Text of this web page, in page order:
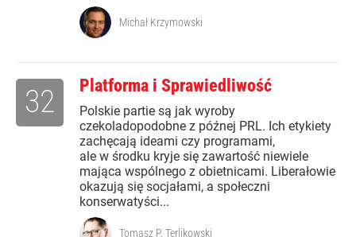
Michał Krzymowski
Platforma i Sprawiedliwość
Polskie partie są jak wyroby
czekoladopodobne z późnej PRL. Ich etykiety
zachęcają ideami czy programami,
ale w środku kryje się zawartość niewiele
mająca wspólnego z obietnicami. Liberałowie
okazują się socjałami, a społeczni
konserwatyści...
32
Tomasz P. Terlikowski